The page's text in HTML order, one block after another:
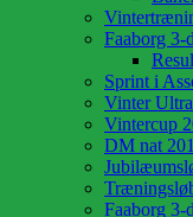
Faaborg 3-
Sprint i
Vinter
Vintercup
DM nat
Faaborg 3-